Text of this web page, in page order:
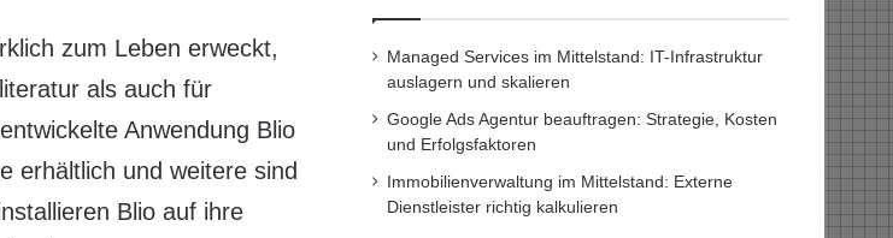
zum Leben erweckt,
als auch für
Anwendung Blio
erhältlich und weitere sind
Blio auf ihre
Managed Services im Mittelstand: IT-Infrastruktur
auslagern und skalieren
Google Ads Agentur beauftragen: Strategie, Kosten
und Erfolgsfaktoren
Immobilienverwaltung im Mittelstand: Externe
Dienstleister richtig kalkulieren